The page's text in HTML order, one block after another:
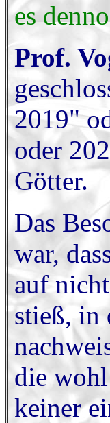
es
Prof.
2019"
oder
Götter.
Das
war,
auf
stieß, in
die
keiner